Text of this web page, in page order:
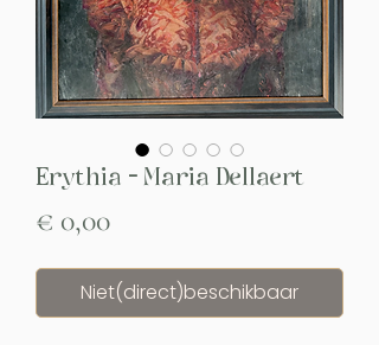
Erythia - Maria Dellaert
€ 0,00Prijs
Niet(direct)beschikbaar